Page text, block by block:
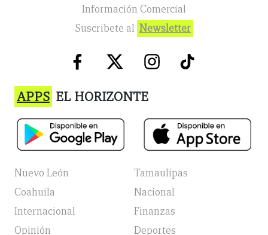
Información Comercial
Suscribete al Newsletter
APPS EL HORIZONTE
Nuevo León
Tamaulipas
Coahuila
Nacional
Internacional
Finanzas
Opinión
Deportes